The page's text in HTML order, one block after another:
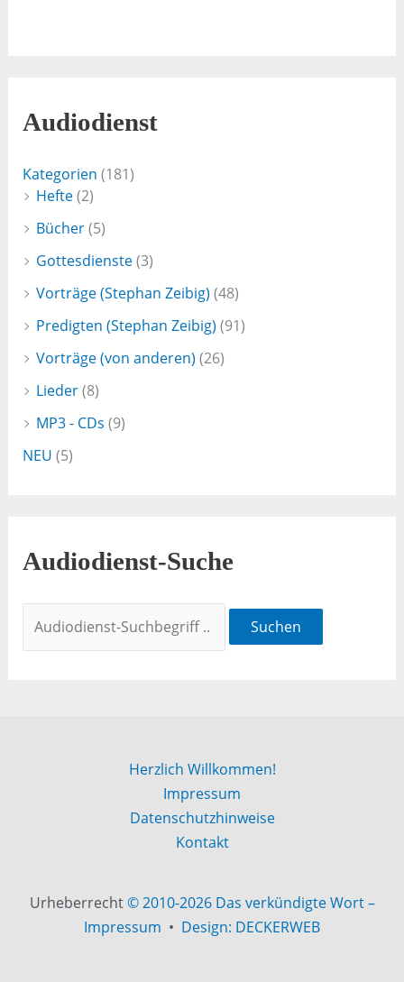
Audiodienst
Kategorien (181)
Hefte(2)
Bücher(5)
Gottesdienste(3)
Vorträge (Stephan Zeibig) (48)
Predigten (Stephan Zeibig) (91)
Vorträge (von anderen) (26)
Lieder(8)
MP3 - CDs (9)
NEU (5)
Audiodienst-Suche
Suchen
Herzlich Willkommen!
Impressum
Datenschutzhinweise
Kontakt
Urheberrecht© 2010-2026 Das verkündigte Wort –
Impressum • Design: DECKERWEB